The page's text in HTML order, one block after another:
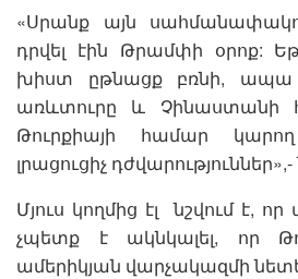
«Սրանք այն
դրվել էին Թրամփի օրոք:
խիստ ըթնացք բռնի, ապա
առևտուրը և Չինաստանի
Թուրքիայի համար
լրացուցիչ
Մյուս կողմից էլ նշվում է,
չպետք է ակնկալել, որ
ամերիկյան վարչակազմի